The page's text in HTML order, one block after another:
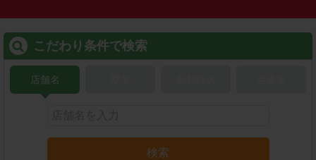
こだわり条件で検索
店舗名
検索